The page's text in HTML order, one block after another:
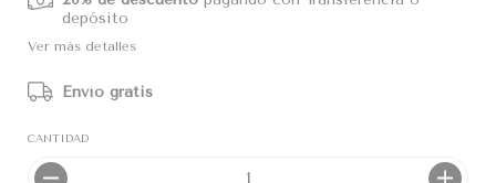
depósito
Ver más detalles
Envío gratis
CANTIDAD